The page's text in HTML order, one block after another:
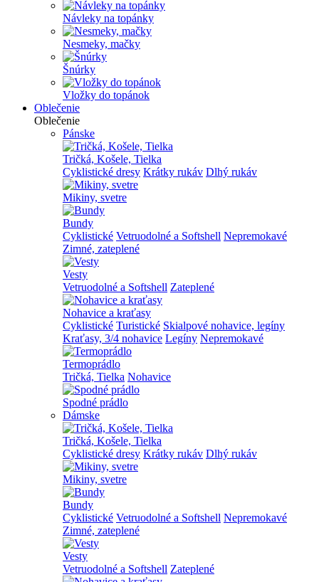
Návleky na topánky
Nesmeky, mačky
Šnúrky
Vložky do topánok
Oblečenie
Oblečenie
Pánske
Tričká, Košele, Tielka
Cyklistické dresy Krátky rukáv Dlhý rukáv
Mikiny, svetre
Bundy
Cyklistické Vetruodolné a Softshell Nepremokavé
Zimné, zateplené
Vesty
Vetruodolné a Softshell Zateplené
Nohavice a kraťasy
Cyklistické Turistické Skialpové nohavice, legíny
Kraťasy, 3/4 nohavice Legíny Nepremokavé
Termoprádlo
Tričká, Tielka Nohavice
Spodné prádlo
Dámske
Tričká, Košele, Tielka
Cyklistické dresy Krátky rukáv Dlhý rukáv
Mikiny, svetre
Bundy
Cyklistické Vetruodolné a Softshell Nepremokavé
Zimné, zateplené
Vesty
Vetruodolné a Softshell Zateplené